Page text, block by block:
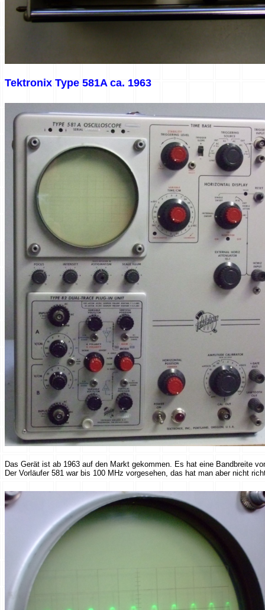
Tektronix Type 581A ca. 1963
Das Gerät ist ab 1963 auf den Markt gekommen. Es hat eine Bandbreite
Der Vorläufer 581 war bis 100 MHz vorgesehen, das hat man aber nicht